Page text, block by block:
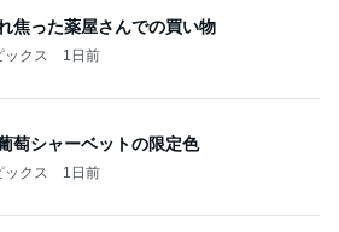
焦った薬屋さんでの買い物
クス 1日前
萄シャーベットの限定色
クス 1日前